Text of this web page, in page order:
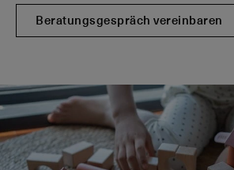
Beratungsgespräch vereinbaren